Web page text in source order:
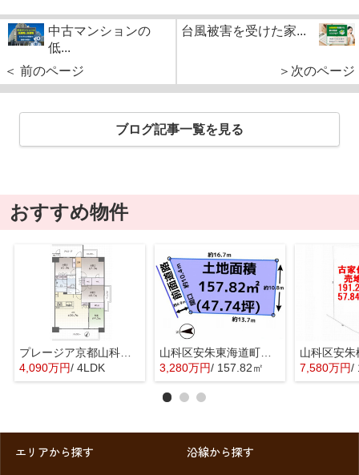
中古マンションの
低...
＜ 前のページ
台風被害を受けた家...
＞次のページ
ブログ記事一覧を見る
おすすめ物件
プレージア京都山科東野
4,090万円/ 4LDK
山科区安朱東海道町 売地
3,280万円/ 157.82㎡ 7,580万円/
エリアから探す 沿線から探す